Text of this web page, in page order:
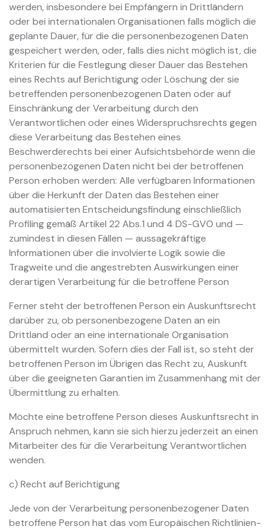
werden, insbesondere bei Empfängern in Drittländern
oder bei internationalen Organisationen falls möglich die
geplante Dauer, für die die personenbezogenen Daten
gespeichert werden, oder, falls dies nicht möglich ist, die
Kriterien für die Festlegung dieser Dauer das Bestehen
eines Rechts auf Berichtigung oder Löschung der sie
betreffenden personenbezogenen Daten oder auf
Einschränkung der Verarbeitung durch den
Verantwortlichen oder eines Widerspruchsrechts gegen
diese Verarbeitung das Bestehen eines
Beschwerderechts bei einer Aufsichtsbehörde wenn die
personenbezogenen Daten nicht bei der betroffenen
Person erhoben werden: Alle verfügbaren Informationen
über die Herkunft der Daten das Bestehen einer
automatisierten Entscheidungsfindung einschließlich
Profiling gemäß Artikel 22 Abs.1 und 4 DS-GVO und —
zumindest in diesen Fällen — aussagekräftige
Informationen über die involvierte Logik sowie die
Tragweite und die angestrebten Auswirkungen einer
derartigen Verarbeitung für die betroffene Person
Ferner steht der betroffenen Person ein Auskunftsrecht
darüber zu, ob personenbezogene Daten an ein
Drittland oder an eine internationale Organisation
übermittelt wurden. Sofern dies der Fall ist, so steht der
betroffenen Person im Übrigen das Recht zu, Auskunft
über die geeigneten Garantien im Zusammenhang mit der
Übermittlung zu erhalten.
Möchte eine betroffene Person dieses Auskunftsrecht in
Anspruch nehmen, kann sie sich hierzu jederzeit an einen
Mitarbeiter des für die Verarbeitung Verantwortlichen
wenden.
c) Recht auf Berichtigung
Jede von der Verarbeitung personenbezogener Daten
betroffene Person hat das vom Europäischen Richtlinien-